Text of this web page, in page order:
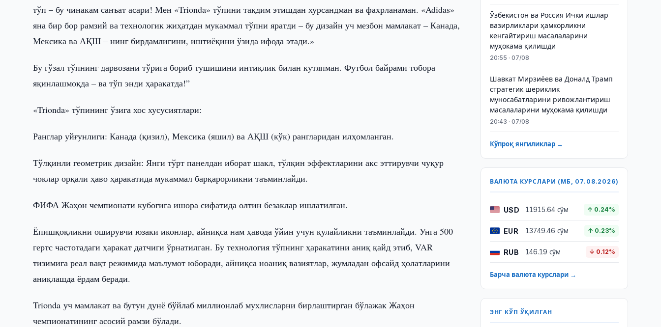
тўп – бу чинакам санъат асари! Мен «Trionda» тўпини тақдим этишдан хурсандман ва фахрланаман. «Adidas»
яна бир бор рамзий ва технологик жиҳатдан мукаммал тўпни яратди – бу дизайн уч мезбон мамлакат – Канада,
Мексика ва АҚШ – нинг бирдамлигини, иштиёқини ўзида ифода этади.»
Бу гўзал тўпнинг дарвозани тўрига бориб тушишини интиқлик билан кутяпман. Футбол байрами тобора
яқинлашмоқда – ва тўп энди ҳаракатда!”
«Trionda» тўпининг ўзига хос хусусиятлари:
Ранглар уйғунлиги: Канада (қизил), Мексика (яшил) ва АҚШ (кўк) рангларидан илҳомланган.
Тўлқинли геометрик дизайн: Янги тўрт панелдан иборат шакл, тўлқин эффектларини акс эттирувчи чуқур
чоклар орқали ҳаво ҳаракатида мукаммал барқарорликни таъминлайди.
ФИФА Жаҳон чемпионати кубогига ишора сифатида олтин безаклар ишлатилган.
Ёпишқоқликни оширувчи юзаки иконлар, айниқса нам ҳавода ўйин учун қулайликни таъминлайди. Унга 500
гертс частотадаги ҳаракат датчиги ўрнатилган. Бу технология тўпнинг ҳаракатини аниқ қайд этиб, VAR
тизимига реал вақт режимида маълумот юборади, айниқса ноаниқ вазиятлар, жумладан офсайд ҳолатларини
аниқлашда ёрдам беради.
Trionda уч мамлакат ва бутун дунё бўйлаб миллионлаб мухлисларни бирлаштирган бўлажак Жаҳон
чемпионатининг асосий рамзи бўлади.
Ўзбекистон ва Россия Ички ишлар
вазирликлари ҳамкорликни
кенгайтириш масалаларини
муҳокама қилишди
20:55 · 07/08
Шавкат Мирзиёев ва Доналд Трамп
стратегик шериклик
муносабатларини ривожлантириш
масалаларини муҳокама қилишди
20:43 · 07/08
Кўпроқ янгиликлар →
ВАЛЮТА КУРСЛАРИ (МБ, 07.08.2026)
USD 11915.64 сўм ↑ 0.24%
EUR 13749.46 сўм ↑ 0.23%
RUB 146.19 сўм ↓ 0.12%
Барча валюта курслари →
ЭНГ КЎП ЎҚИЛГАН